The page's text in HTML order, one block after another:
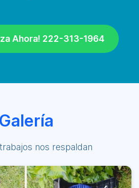
Ahora! 222-313-1964
Galería
nos respaldan